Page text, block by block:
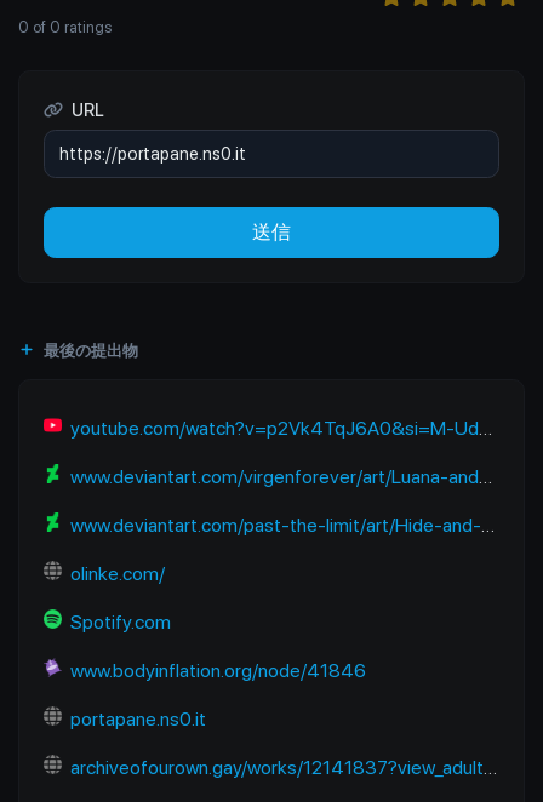
0 of 0 ratings
URL
送信
最後の提出物
youtube.com/watch?v=p2Vk4TqJ6A0&si=M-UdOAf6s0ZL9mfV
www.deviantart.com/virgenforever/art/Luana-and-the-Blueberry-Travel-912884445
www.deviantart.com/past-the-limit/art/Hide-and-Eat-357265476
olinke.com/
Spotify.com
www.bodyinflation.org/node/41846
portapane.ns0.it
archiveofourown.gay/works/12141837?view_adult=true